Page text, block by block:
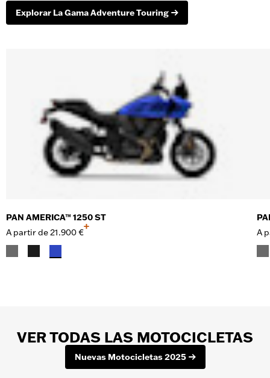
Explorar La Gama Adventure Touring
PAN AMERICA™ 1250 ST
A partir de 21.900 €
+
A
VER TODAS LAS MOTOCICLETAS
Nuevas Motocicletas 2025